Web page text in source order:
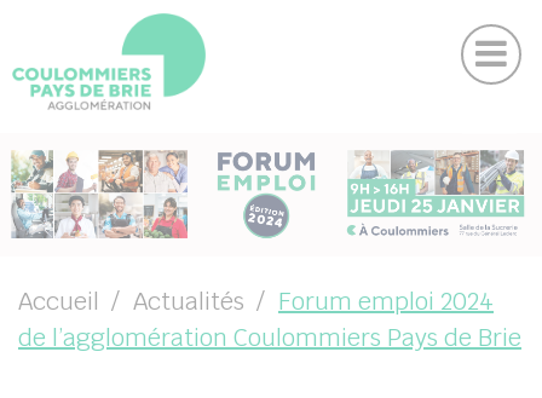
( VOTRE AGGLO )
( VIVRE )
( ENTREPRENDRE )
( PROJETS )
MagazineContactez-nous
Suivez-nous sur Facebook
Suivez-nous sur Instagram
Suivez-nous sur Youtube
Suivez-nous sur Linkedin
Accueil Actualités
Forum emploi 2024
de l’agglomération Coulommiers Pays de Brie
Panneau de gestion des cookies